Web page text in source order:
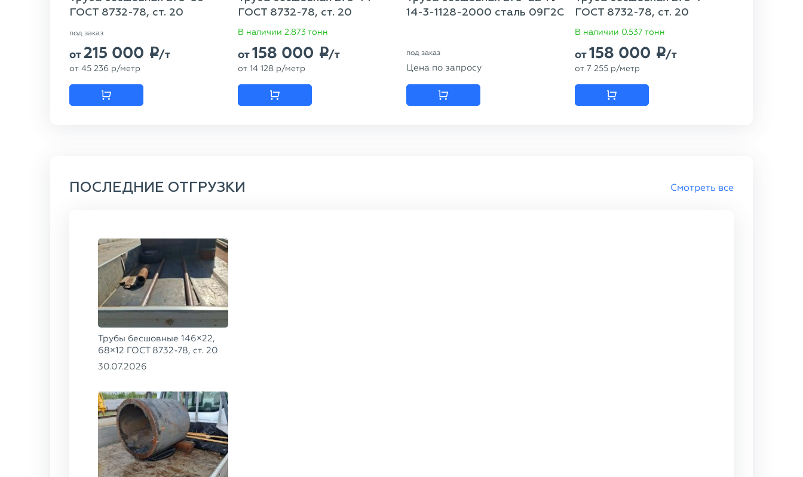
ГОСТ 8732-78, ст. 20
под заказ
от 215 000 p/т
от 45 236 p/метр
ГОСТ 8732-78, ст. 20
В наличии 2.873 тонн
от158 000 p/т
от 14 128 p/метр
14-3-1128-2000 сталь 09Г2С
под заказ
Цена по запросу
ГОСТ 8732-78, ст. 20
В наличии 0.537 тонн
от158 000 p/т
от 7 255 p/метр
ПОСЛЕДНИЕ ОТГРУЗКИ Смотреть все
Трубы бесшовные 146×22,
68×12 ГОСТ 8732-78, ст. 20
30.07.2026